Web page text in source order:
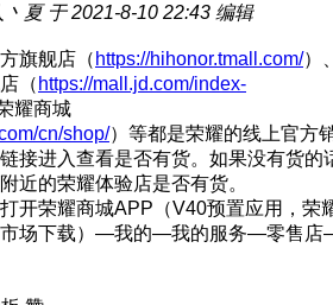
夏 于 2021-8-10 22:43 编辑
旗舰店（ https://hihonor.tmall.com/）
（ https://mall.jd.com/index-
耀商城
cn/shop/）等都是荣耀的线上官方
接进入查看是否有货。如果没有货的
近的荣耀体验店是否有货。
开荣耀商城APP（V40预置应用，荣
市场下载）—我的—我的服务—零售